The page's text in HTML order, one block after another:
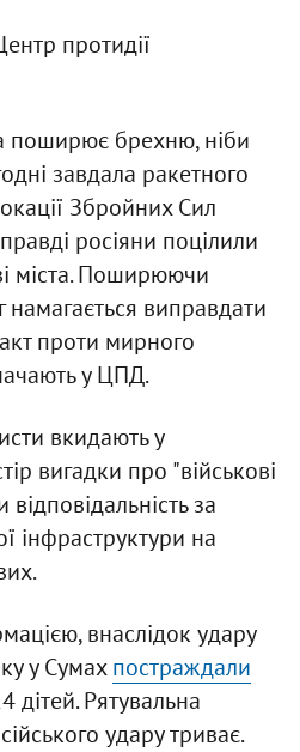
протидії
поширює брехню, ніби
завдала ракетного
Збройних Сил
росіяни поцілили
міста. Поширюючи
намагається виправдати
проти мирного
у ЦПД.
вкидають у
вигадки про "військові
за
інфраструктури на
внаслідок удару
у Сумахпостраждали
дітей. Рятувальна
удару триває.